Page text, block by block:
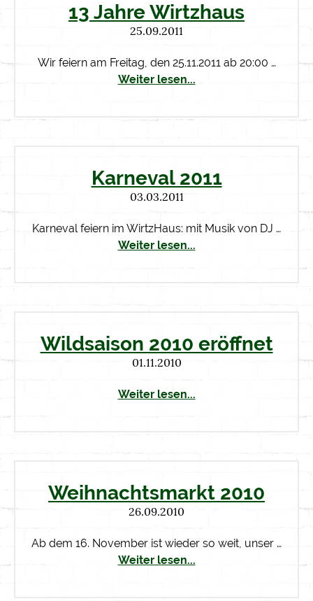
13 Jahre Wirtzhaus
25.09.2011
Wir feiern am Freitag, den 25.11.2011 ab 20:00 …
Weiter lesen...
Karneval 2011
03.03.2011
Karneval feiern im WirtzHaus: mit Musik von DJ …
Weiter lesen...
Wildsaison 2010 eröffnet
01.11.2010
Weiter lesen...
Weihnachtsmarkt 2010
26.09.2010
Ab dem 16. November ist wieder so weit, unser …
Weiter lesen...